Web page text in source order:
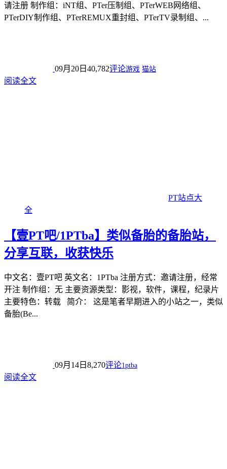
请注册 制作组：iNT组、PTer压制组、PTerWEB网络组、
PTerDIY制作组、PTerREMUX重封组、PTerTV录制组、...
09月20日 40,782评论游戏 猫站
阅读全文
PT站点大
全
【壹PT吧/1PTba】类似备胎的备胎站，
分享互联，收获快乐
中文名：壹PT吧 英文名：1PTba 注册方式：邀请注册，经常
开注 制作组：无 主要资源类型：影视，软件，课程，纪录片
主要特色：转载 简介： 这是笔者早期进入的小站之一，类似
备胎(Be...
09月14日 8,270评论1ptba
阅读全文